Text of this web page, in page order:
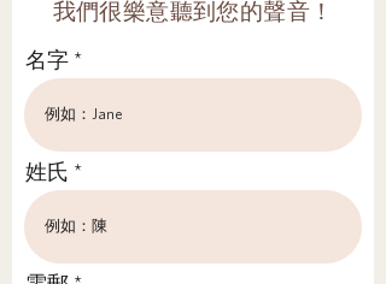
我們很樂意聽到您的聲音！
名字
姓氏